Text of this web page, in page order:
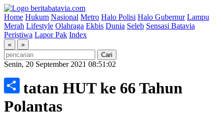
Home Hukum Nasional Metro Halo Polisi Halo Gubernur Lampu
Merah Lifestyle Olahraga Ekbis Dunia Seleb Sensasi Batavia
Peristiwa Lapor Pak Index
« »
Senin, 20 September 2021 08:51:02
Catatan HUT ke 66 Tahun
Polantas
Share